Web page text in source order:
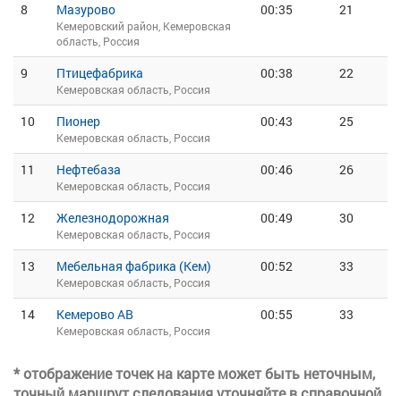
8 Мазурово
Кемеровский район, Кемеровская
область, Россия
00:35 21
9 Птицефабрика
Кемеровская область, Россия
00:38 22
10 Пионер
Кемеровская область, Россия
00:43 25
11 Нефтебаза
Кемеровская область, Россия
00:46 26
12 Железнодорожная
Кемеровская область, Россия
00:49 30
13 Мебельная фабрика (Кем)
Кемеровская область, Россия
00:52 33
14 Кемерово АВ
Кемеровская область, Россия
00:55 33
* отображение точек на карте может быть неточным,